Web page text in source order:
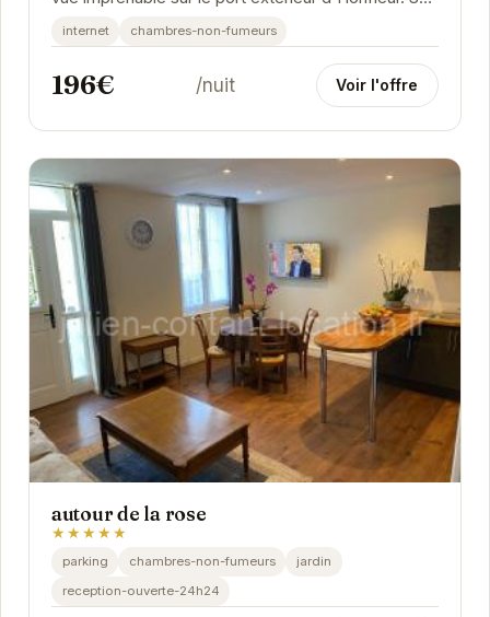
emplacement privilégié, à proximité des...
internet chambres-non-fumeurs
196€ /nuit Voir l'offre
autour de la rose
★★★★★
parking chambres-non-fumeurs
jardin
reception-ouverte-24h24